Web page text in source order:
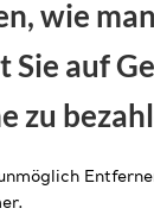
wie
Sie auf
zu